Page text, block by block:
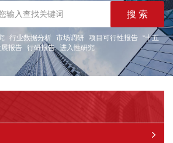
行业数据分析 市场调研 项目可行性报告
“十五
展报告 行研报告 进入性研究